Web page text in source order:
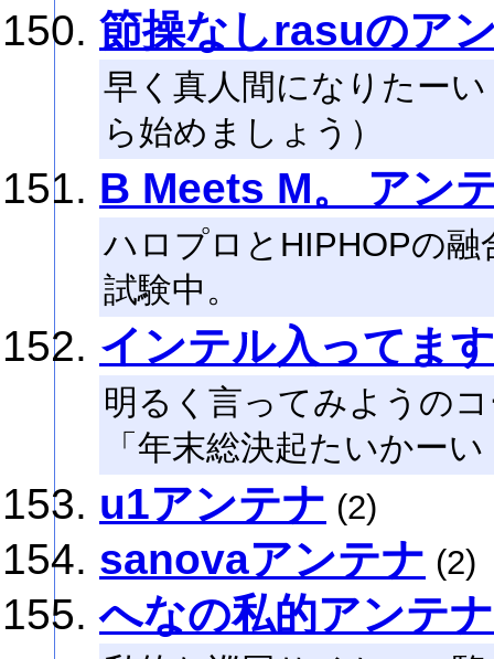
節操なしrasuのア
早く真人間になりたー
ら始めましょう）
B Meets M。 アン
ハロプロとHIPHOPの融
試験中。
インテル入ってま
明るく言ってみようの
「年末総決起たいかー
u1アンテナ (2)
sanovaアンテナ (2)
へなの私的アンテナ